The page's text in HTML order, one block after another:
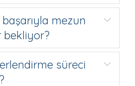
mezun
bekliyor?
süreci